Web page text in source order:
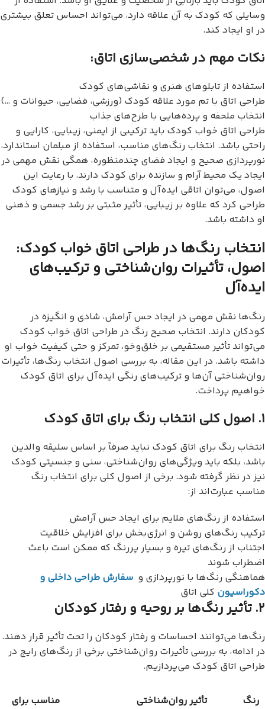
وسایلی که کودک به آن علاقه دارد، می‌تواند احساس تعلق بیشتری
در او ایجاد کند.
نکات مهم در شخصی‌سازی اتاق:
استفاده از تابلوهای هنری و نقاشی‌های کودک
طراحی اتاق با تم مورد علاقه کودک (ورزشی، فضایی، حیوانات و …)
انتخاب ملحفه و پرده‌هایی با طرح‌های جذاب
طراحی اتاق خواب کودک باید ترکیبی از ایمنی، زیبایی، کارایی و
راحتی باشد. انتخاب رنگ‌های مناسب، استفاده از مبلمان استاندارد،
نورپردازی صحیح و ایجاد فضای چندمنظوره، همگی نقش مهمی در
ایجاد یک محیط آرام و سازنده برای کودک دارند. با رعایت این
اصول، می‌توان اتاقی ایده‌آل و متناسب با رشد و نیازهای کودک
طراحی کرد که علاوه بر زیبایی، تأثیر مثبتی بر رشد جسمی و ذهنی
او داشته باشد.
انتخاب رنگ‌ها در طراحی اتاق خواب کودک:
اصول، تأثیرات روان‌شناختی و ترکیب‌های
ایده‌آل
رنگ‌ها نقش مهمی در ایجاد حس آرامش، شادی و انگیزه در
کودکان دارند. انتخاب صحیح رنگ در طراحی اتاق خواب کودک
می‌تواند تأثیر مستقیمی بر خلق‌وخو، تمرکز و حتی کیفیت خواب او
داشته باشد. در این مقاله، به بررسی اصول انتخاب رنگ‌ها، تأثیرات
روان‌شناختی آن‌ها و ترکیب‌های رنگی ایده‌آل برای اتاق کودک
خواهیم پرداخت.
۱. اصول کلی انتخاب رنگ برای اتاق کودک
انتخاب رنگ برای اتاق کودک نباید صرفاً بر اساس سلیقه والدین
باشد، بلکه باید ویژگی‌های روان‌شناختی، سنی و جنسیتی کودک
نیز در نظر گرفته شود. برخی از اصول کلی برای انتخاب رنگ
مناسب عبارت‌اند از:
استفاده از رنگ‌های ملایم برای ایجاد حس آرامش
ترکیب رنگ‌های روشن و انرژی‌بخش برای افزایش خلاقیت
اجتناب از رنگ‌های تیره و بسیار پررنگ که ممکن است باعث
اضطراب شوند
هماهنگی رنگ‌ها با نورپردازی و سفارش طراحی داخلی و
دکوراسیون کلی اتاق
۲. تأثیر رنگ‌ها بر روحیه و رفتار کودکان
رنگ‌ها می‌توانند احساسات و رفتار کودکان را تحت تأثیر قرار دهند.
در ادامه، به بررسی تأثیرات روان‌شناختی برخی از رنگ‌های رایج در
طراحی اتاق کودک می‌پردازیم.
رنگ تأثیر روان‌شناختی مناسب برای